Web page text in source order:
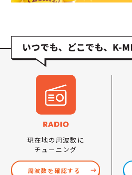
現在地の周波数に
チューニング
周波数を確認する